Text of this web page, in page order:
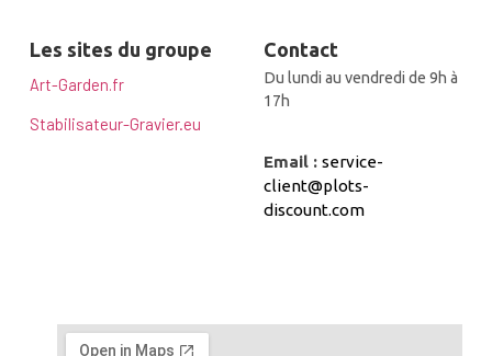
Les sites du groupe
Art-Garden.fr
Stabilisateur-Gravier.eu
Contact
Du lundi au vendredi de 9h à
17h
Email : service-
client@plots-
discount.com